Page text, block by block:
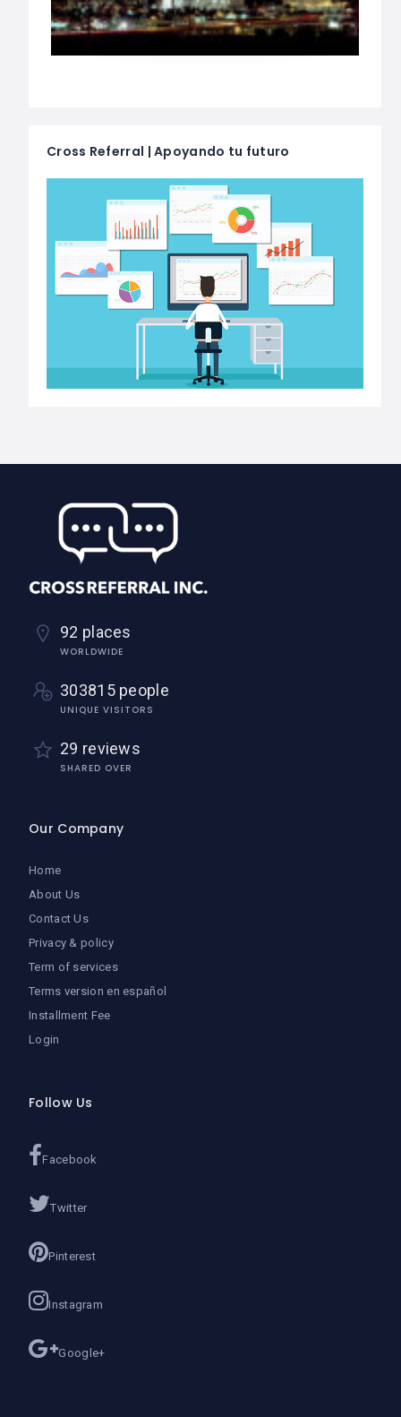
Cross Referral | Apoyando tu futuro
92 places
WORLDWIDE
303815 people
UNIQUE VISITORS
29 reviews
SHARED OVER
Our Company
Home
About Us
Contact Us
Privacy & policy
Term of services
Terms version en español
Installment Fee
Login
Follow Us
Facebook
Twitter
Pinterest
Instagram
Google+